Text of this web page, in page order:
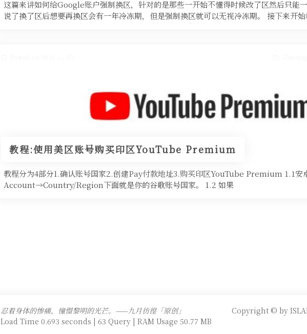
这篇来讲如何给Google账户强制换区，针对的是那些一开始不懂得时候改了区然后只能
说了换了区后想要再换区会有一年冷冻期，但是强制换区就可以无视冷冻期。 接下来开
教程:使用美区账号购买印区YouTube Premium
教程分为4部分1.确认账号国家2.创建Pay付款地址3.购买印区YouTube Premium 1.1
Account→Country/Region下面就是你的谷歌账号国家。 1.2 如果
忍着身体的惨痛，憧憬黎明的光芒。——九月彷徨「原创」
Copyright © by
Load Time 0.693 seconds | 63 Query | RAM Usage 50.77 MB